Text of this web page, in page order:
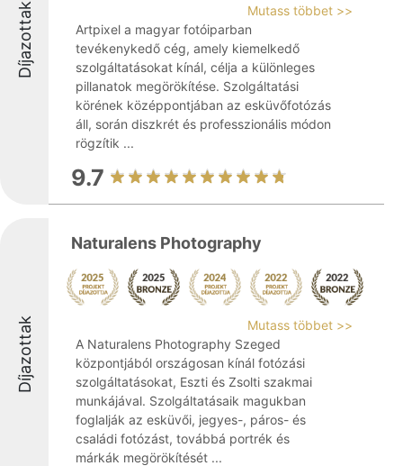
Díjazottak
Mutass többet >>
Artpixel a magyar fotóiparban
tevékenykedő cég, amely kiemelkedő
szolgáltatásokat kínál, célja a különleges
pillanatok megörökítése. Szolgáltatási
körének középpontjában az esküvőfotózás
áll, során diszkrét és professzionális módon
rögzítik ...
9.7
Díjazottak
Naturalens Photography
Mutass többet >>
A Naturalens Photography Szeged
központjából országosan kínál fotózási
szolgáltatásokat, Eszti és Zsolti szakmai
munkájával. Szolgáltatásaik magukban
foglalják az esküvői, jegyes-, páros- és
családi fotózást, továbbá portrék és
márkák megörökítését ...